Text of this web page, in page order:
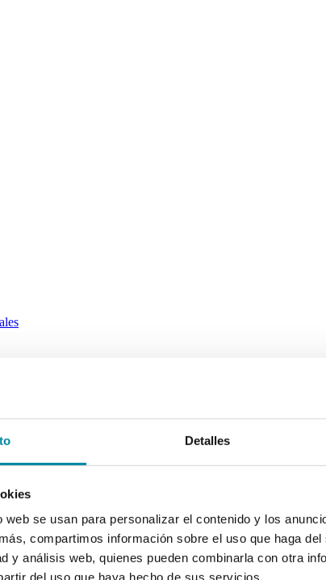
Detalles
web se usan para personalizar el contenido y los
compartimos información sobre el uso que haga
y análisis web, quienes pueden combinarla con otra
del uso que haya hecho de sus servicios.